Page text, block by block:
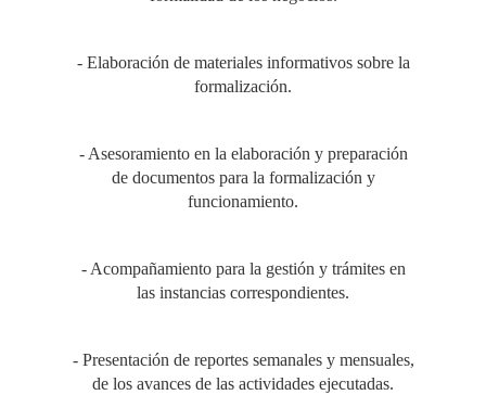
- Elaboración de materiales informativos sobre la
formalización.
- Asesoramiento en la elaboración y preparación
de documentos para la formalización y
funcionamiento.
- Acompañamiento para la gestión y trámites en
las instancias correspondientes.
- Presentación de reportes semanales y mensuales,
de los avances de las actividades ejecutadas.